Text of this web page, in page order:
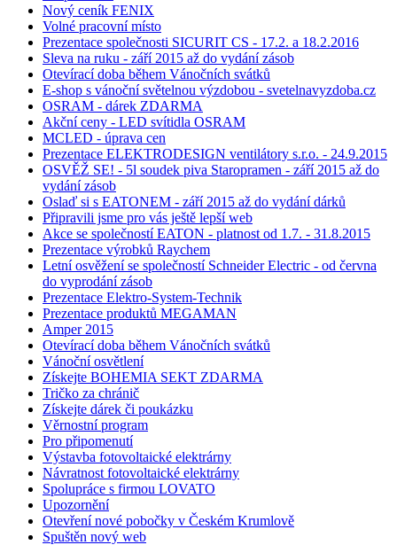
Nový ceník FENIX
Volné pracovní místo
Prezentace společnosti SICURIT CS - 17.2. a 18.2.2016
Sleva na ruku - září 2015 až do vydání zásob
Otevírací doba během Vánočních svátků
E-shop s vánoční světelnou výzdobou - svetelnavyzdoba.cz
OSRAM - dárek ZDARMA
Akční ceny - LED svítidla OSRAM
MCLED - úprava cen
Prezentace ELEKTRODESIGN ventilátory s.r.o. - 24.9.2015
OSVĚŽ SE! - 5l soudek piva Staropramen - září 2015 až do
vydání zásob
Oslaď si s EATONEM - září 2015 až do vydání dárků
Připravili jsme pro vás ještě lepší web
Akce se společností EATON - platnost od 1.7. - 31.8.2015
Prezentace výrobků Raychem
Letní osvěžení se společností Schneider Electric - od června
do vyprodání zásob
Prezentace Elektro-System-Technik
Prezentace produktů MEGAMAN
Amper 2015
Otevírací doba během Vánočních svátků
Vánoční osvětlení
Získejte BOHEMIA SEKT ZDARMA
Tričko za chránič
Získejte dárek či poukázku
Věrnostní program
Pro připomenutí
Výstavba fotovoltaické elektrárny
Návratnost fotovoltaické elektrárny
Spolupráce s firmou LOVATO
Upozornění
Otevření nové pobočky v Českém Krumlově
Spuštěn nový web